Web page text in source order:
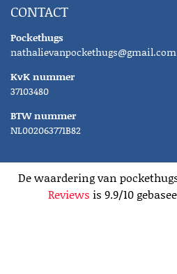
CONTACT
Pockethugs
nathalievanpockethugs@gmail.com
KvK nummer
37103480
BTW nummer
NL002063771B82
De waardering van
Reviews is 9.9/10